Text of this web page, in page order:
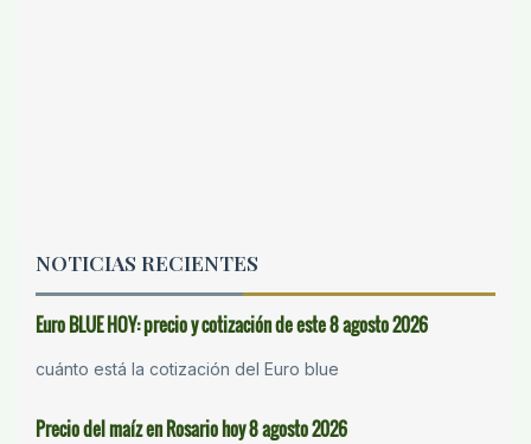
NOTICIAS RECIENTES
Euro BLUE HOY: precio y cotización de este 8 agosto 2026
cuánto está la cotización del Euro blue
Precio del maíz en Rosario hoy 8 agosto 2026